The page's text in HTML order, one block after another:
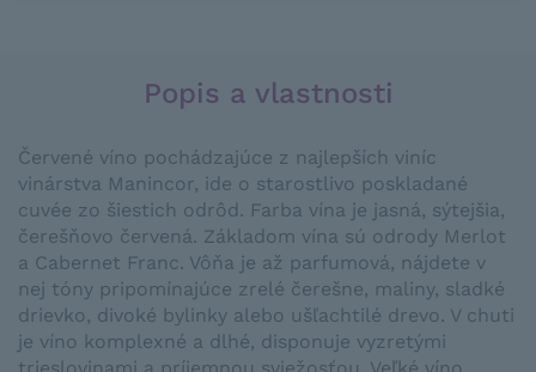
Popis a vlastnosti
Červené víno pochádzajúce z najlepších viníc
vinárstva Manincor, ide o starostlivo poskladané
cuvée zo šiestich odrôd. Farba vína je jasná, sýtejšia,
čerešňovo červená. Základom vína sú odrody Merlot
a Cabernet Franc. Vôňa je až parfumová, nájdete v
nej tóny pripomínajúce zrelé čerešne, maliny, sladké
drievko, divoké bylinky alebo ušľachtilé drevo. V chuti
je víno komplexné a dlhé, disponuje vyzretými